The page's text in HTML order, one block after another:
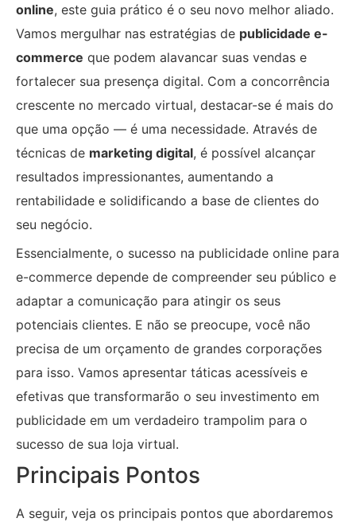
online, este guia prático é o seu novo melhor aliado.
Vamos mergulhar nas estratégias de publicidade e-
commerce que podem alavancar suas vendas e
fortalecer sua presença digital. Com a concorrência
crescente no mercado virtual, destacar-se é mais do
que uma opção — é uma necessidade. Através de
técnicas de marketing digital, é possível alcançar
resultados impressionantes, aumentando a
rentabilidade e solidificando a base de clientes do
seu negócio.
Essencialmente, o sucesso na publicidade online para
e-commerce depende de compreender seu público e
adaptar a comunicação para atingir os seus
potenciais clientes. E não se preocupe, você não
precisa de um orçamento de grandes corporações
para isso. Vamos apresentar táticas acessíveis e
efetivas que transformarão o seu investimento em
publicidade em um verdadeiro trampolim para o
sucesso de sua loja virtual.
Principais Pontos
A seguir, veja os principais pontos que abordaremos